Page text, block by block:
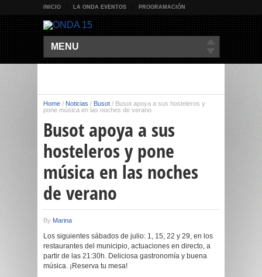
INICIO LA ONDA EVENTOS PROGRAMACIÓN
MENU
Home / Noticias / Busot / Busot apoya a sus hosteleros y
pone música en las noches de verano
Busot apoya a sus
hosteleros y pone
música en las noches
de verano
By Marina
Los siguientes sábados de julio: 1, 15, 22 y 29, en los
restaurantes del municipio, actuaciones en directo, a
partir de las 21:30h. Deliciosa gastronomía y buena
música. ¡Reserva tu mesa!